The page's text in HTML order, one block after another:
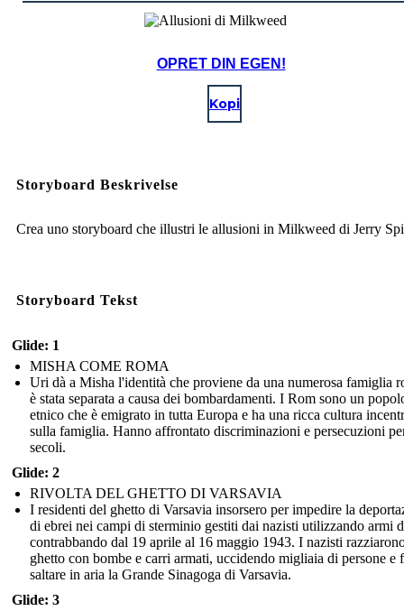
OPRET DIN EGEN!
Kopi
Storyboard Beskrivelse
Crea uno storyboard che illustri le allusioni in Milkweed di Jerry
Storyboard Tekst
Glide: 1
MISHA COME ROMA
Uri dà a Misha l'identità che proviene da una numerosa famiglia
è stata separata a causa dei bombardamenti. I Rom sono un
etnico che è emigrato in tutta Europa e ha una ricca cultura
sulla famiglia. Hanno affrontato discriminazioni e persecuzioni
secoli.
Glide: 2
RIVOLTA DEL GHETTO DI VARSAVIA
I residenti del ghetto di Varsavia insorsero per impedire la
di ebrei nei campi di sterminio gestiti dai nazisti utilizzando armi
contrabbando dal 19 aprile al 16 maggio 1943. I nazisti
ghetto con bombe e carri armati, uccidendo migliaia di persone e
saltare in aria la Grande Sinagoga di Varsavia.
Glide: 3